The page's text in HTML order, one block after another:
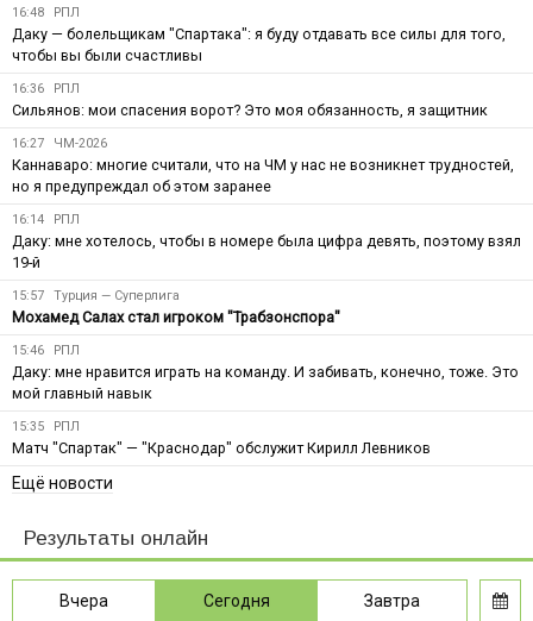
16:48 РПЛ
Даку — болельщикам "Спартака": я буду отдавать все силы для того,
чтобы вы были счастливы
16:36 РПЛ
Сильянов: мои спасения ворот? Это моя обязанность, я защитник
16:27 ЧМ-2026
Каннаваро: многие считали, что на ЧМ у нас не возникнет трудностей,
но я предупреждал об этом заранее
16:14 РПЛ
Даку: мне хотелось, чтобы в номере была цифра девять, поэтому взял
19-й
15:57 Турция — Суперлига
Мохамед Салах стал игроком "Трабзонспора"
15:46 РПЛ
Даку: мне нравится играть на команду. И забивать, конечно, тоже. Это
мой главный навык
15:35 РПЛ
Матч "Спартак" — "Краснодар" обслужит Кирилл Левников
Ещё новости
Результаты онлайн
Вчера Сегодня Завтра